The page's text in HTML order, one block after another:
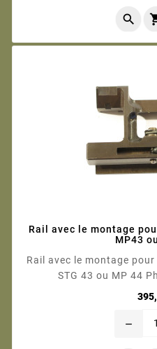

Rail avec le montage
MP43
Rail avec le montage
remove